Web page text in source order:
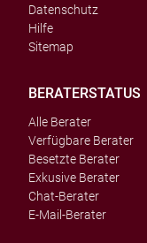
Datenschutz
Hilfe
Sitemap
BERATERSTATUS
Alle Berater
Verfügbare Berater
Besetzte Berater
Exkusive Berater
Chat-Berater
E-Mail-Berater